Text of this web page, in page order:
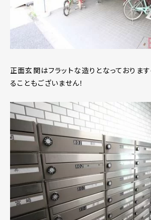
正面玄関はフラットな造りとなっておりま
ることもございません！